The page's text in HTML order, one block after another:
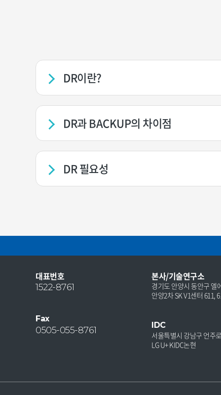
DR이란?
DR과 BACKUP의 차이점
DR 필요성
대표번호
1522-8761
Fax
0505-055-8761
본사/기술연구소
경기도 안양시 동안구 엘
안양2차 SK V1센터 611,
IDC
서울특별시 강남구 언주
LG U+ KIDC논현